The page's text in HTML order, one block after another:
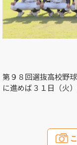
第９８回選抜高校野
に進めば３１日（火